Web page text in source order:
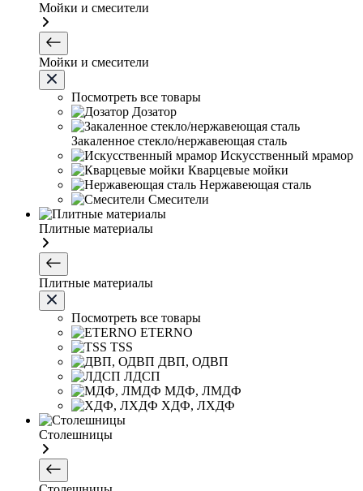
Мойки и смесители
Мойки и смесители
Посмотреть все товары
Дозатор
Закаленное стекло/нержавеющая сталь
Искусственный мрамор
Кварцевые мойки
Нержавеющая сталь
Смесители
Плитные материалы
Плитные материалы
Посмотреть все товары
ETERNO
TSS
ДВП, ОДВП
ЛДСП
МДФ, ЛМДФ
ХДФ, ЛХДФ
Столешницы